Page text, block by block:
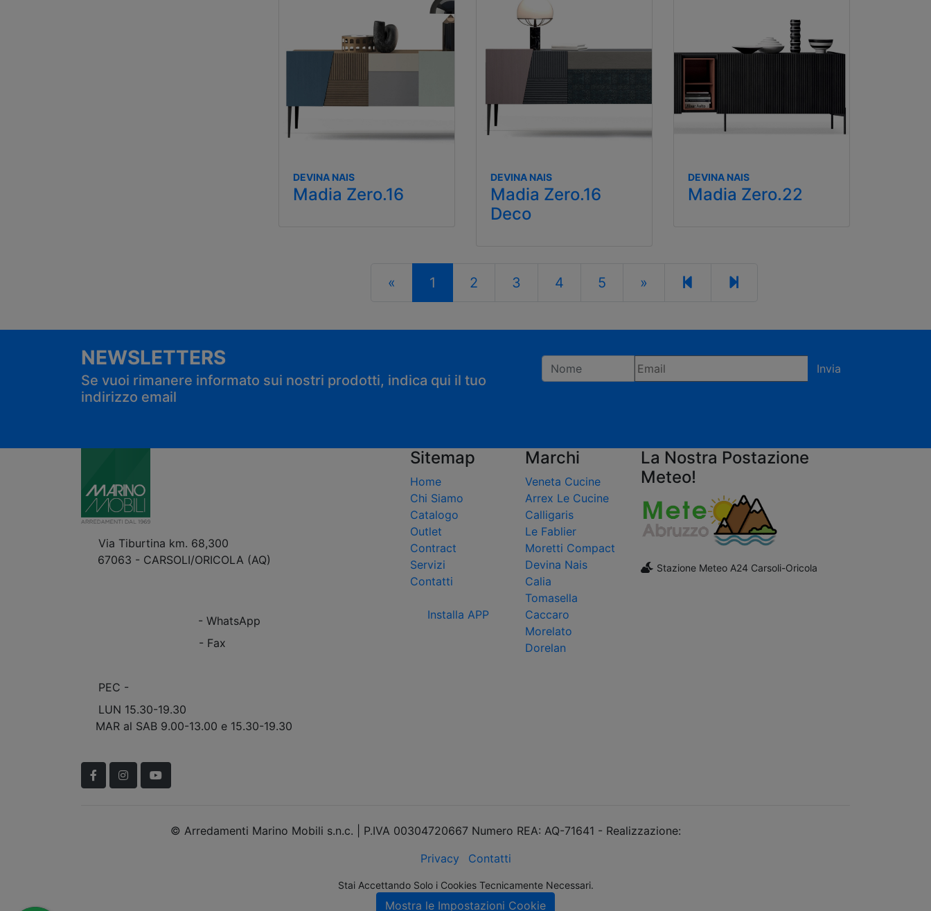
DEVINA NAIS
Madia Zero.16
DEVINA NAIS
Madia Zero.16
Deco
DEVINA NAIS
Madia Zero.22
« 1 2 3 4 5 »
NEWSLETTERS
Se vuoi rimanere informato sui nostri prodotti, indica qui il tuo
indirizzo email
Invia
Via Tiburtina km. 68,300
67063 - CARSOLI/ORICOLA (AQ)
- WhatsApp
- Fax
PEC -
LUN 15.30-19.30
MAR al SAB 9.00-13.00 e 15.30-19.30
FacebookInstagramYouTube
Sitemap
Home
Chi Siamo
Catalogo
Outlet
Contract
Servizi
Contatti
Installa APP
Marchi
Veneta Cucine
Arrex Le Cucine
Calligaris
Le Fablier
Moretti Compact
Devina Nais
Calia
Tomasella
Caccaro
Morelato
Dorelan
La Nostra Postazione
Meteo!
Stazione Meteo A24 Carsoli-Oricola
© Arredamenti Marino Mobili s.n.c. | P.IVA 00304720667 Numero REA: AQ-71641 - Realizzazione:
Privacy
Contatti
Stai Accettando Solo i Cookies Tecnicamente Necessari.
Mostra le Impostazioni Cookie